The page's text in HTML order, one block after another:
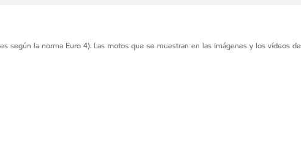
según la norma Euro 4). Las motos que se muestran en las imágenes y los vídeos de